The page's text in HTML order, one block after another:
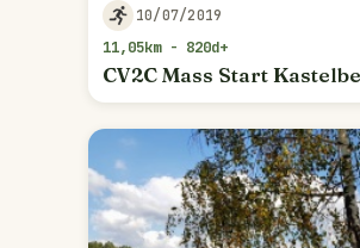
10/07/2019
11,05km - 820d+
CV2C Mass Start